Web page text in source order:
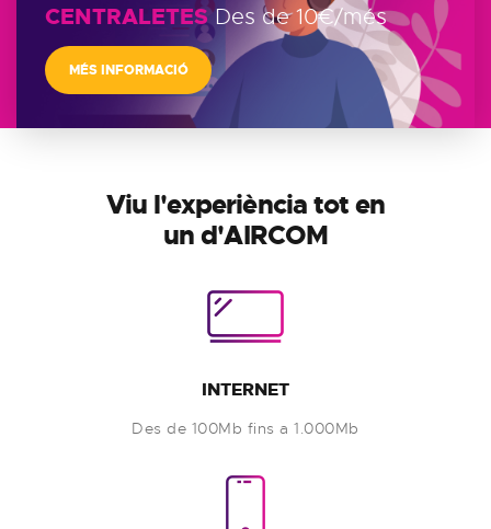
CENTRALETESDes de 10€/més
MÉS INFORMACIÓ
Viu l'experiència tot en
un d'AIRCOM
INTERNET
Des de 100Mb fins a 1.000Mb